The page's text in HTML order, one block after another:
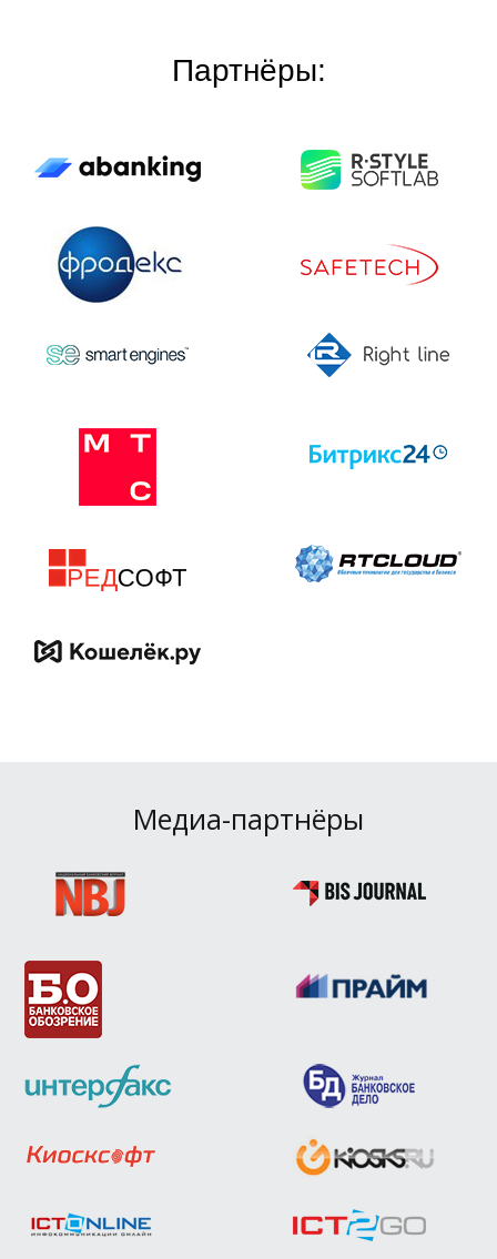
Партнёры:
Медиа-партнёры